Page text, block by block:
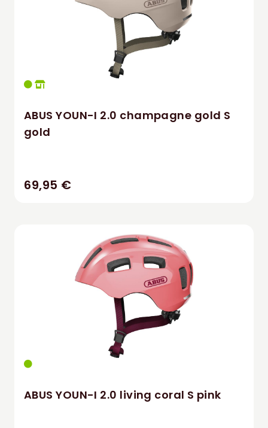
ABUS YOUN-I 2.0 champagne gold S
gold
69,95 €
ABUS YOUN-I 2.0 living coral S pink